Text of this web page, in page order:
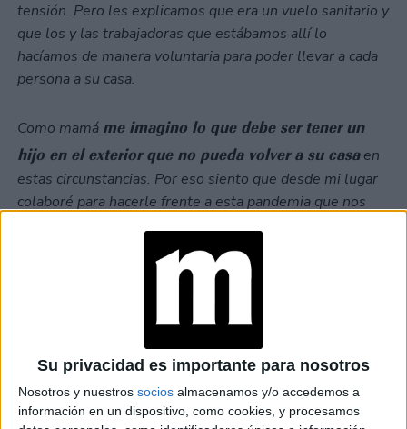
Su privacidad es importante para nosotros
Nosotros y nuestros socios almacenamos y/o accedemos a
información en un dispositivo, como cookies, y procesamos
tensión. Pero les explicamos que era un vuelo sanitario y
que los y las trabajadoras que estábamos allí lo
hacíamos de manera voluntaria para poder llevar a cada
persona a su casa.
Como mamá me imagino lo que debe ser tener un
hijo en el exterior que no pueda volver a su casaen
estas circunstancias. Por eso siento que desde mi lugar
colaboré para hacerle frente a esta pandemia que nos
TAMBIÉN TE PUEDE INTERESAR
LAS RECETAS, LOS
MUJERES QUE
MANTIENEN VIVO EL